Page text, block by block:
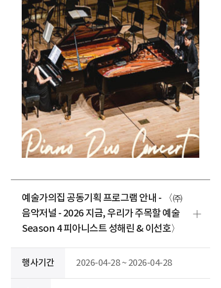
예술가의집 공동기획 프로그램 안내 - 〈㈜
음악저널 - 2026 지금, 우리가 주목할 예술
Season 4 피아니스트 성해린 & 이선호〉
행사기간 2026-04-28 ~ 2026-04-28